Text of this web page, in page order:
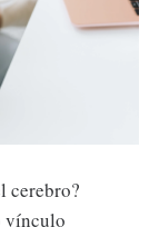
cerebro?
vínculo